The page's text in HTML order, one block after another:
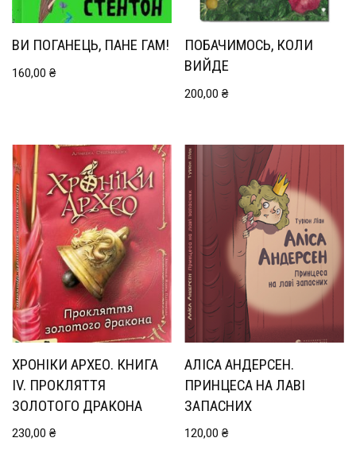
ВИ ПОГАНЕЦЬ, ПАНЕ ГАМ!
160,00 ₴
ПОБАЧИМОСЬ, КОЛИ
ВИЙДЕ
200,00₴
ХРОНІКИ АРХЕО. КНИГА
ІV. ПРОКЛЯТТЯ
ЗОЛОТОГО ДРАКОНА
230,00 ₴
АЛІСА АНДЕРСЕН.
ПРИНЦЕСА НА ЛАВІ
ЗАПАСНИХ
120,00₴